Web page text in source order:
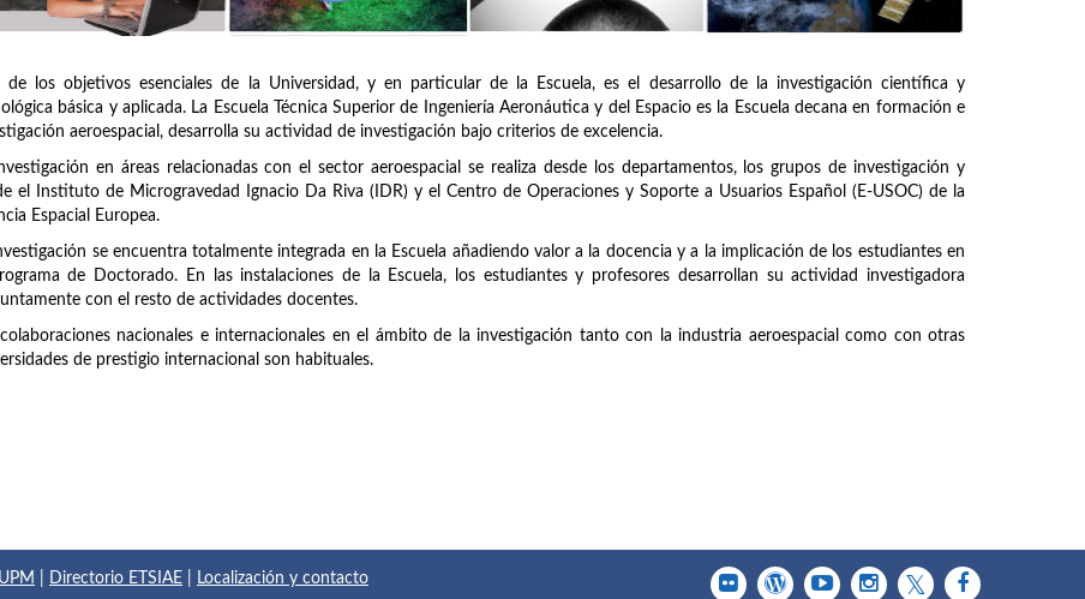
de los objetivos esenciales de la Universidad, y en particular de la Escuela, es el desarrollo de la investigación científica y
básica y aplicada. La Escuela Técnica Superior de Ingeniería Aeronáutica y del Espacio es la Escuela decana en formación e
aeroespacial, desarrolla su actividad de investigación bajo criterios de excelencia.
en áreas relacionadas con el sector aeroespacial se realiza desde los departamentos, los grupos de investigación y
el Instituto de Microgravedad Ignacio Da Riva (IDR) y el Centro de Operaciones y Soporte a Usuarios Español (E-USOC) de la
Espacial Europea.
se encuentra totalmente integrada en la Escuela añadiendo valor a la docencia y a la implicación de los estudiantes en
de Doctorado. En las instalaciones de la Escuela, los estudiantes y profesores desarrollan su actividad investigadora
con el resto de actividades docentes.
colaboraciones nacionales e internacionales en el ámbito de la investigación tanto con la industria aeroespacial como con otras
de prestigio internacional son habituales.
Directorio ETSIAE Localización y contacto